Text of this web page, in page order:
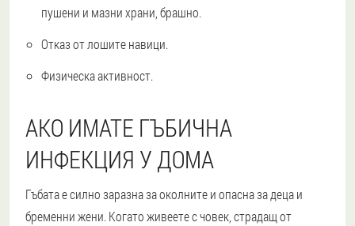
пушени и мазни храни, брашно.
Отказ от лошите навици.
Физическа активност.
АКО ИМАТЕ ГЪБИЧНА
ИНФЕКЦИЯ У ДОМА
Гъбата е силно заразна за околните и опасна за деца и
бременни жени. Когато живеете с човек, страдащ от